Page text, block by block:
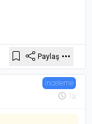
Paylaş
İnceleme
1a